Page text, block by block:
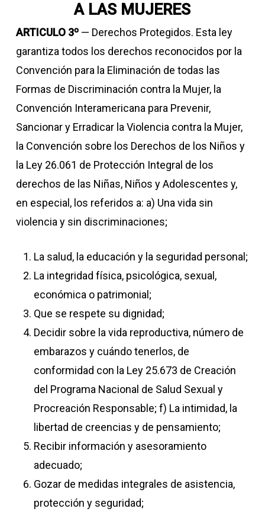
A LAS MUJERES
ARTICULO 3º — Derechos Protegidos. Esta ley
garantiza todos los derechos reconocidos por la
Convención para la Eliminación de todas las
Formas de Discriminación contra la Mujer, la
Convención Interamericana para Prevenir,
Sancionar y Erradicar la Violencia contra la Mujer,
la Convención sobre los Derechos de los Niños y
la Ley 26.061 de Protección Integral de los
derechos de las Niñas, Niños y Adolescentes y,
en especial, los referidos a: a) Una vida sin
violencia y sin discriminaciones;
La salud, la educación y la seguridad personal;
La integridad física, psicológica, sexual,
económica o patrimonial;
Que se respete su dignidad;
Decidir sobre la vida reproductiva, número de
embarazos y cuándo tenerlos, de
conformidad con la Ley 25.673 de Creación
del Programa Nacional de Salud Sexual y
Procreación Responsable; f) La intimidad, la
libertad de creencias y de pensamiento;
Recibir información y asesoramiento
adecuado;
Gozar de medidas integrales de asistencia,
protección y seguridad;